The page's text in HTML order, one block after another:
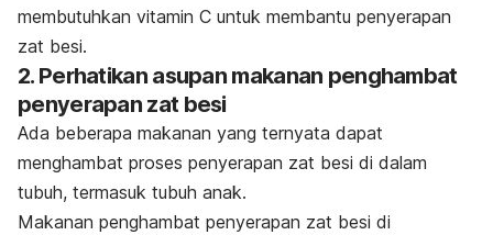
membutuhkan vitamin C untuk membantu penyerapan
zat besi.
2. Perhatikan asupan makanan penghambat
penyerapan zat besi
Ada beberapa makanan yang ternyata dapat
menghambat proses penyerapan zat besi di dalam
tubuh, termasuk tubuh anak.
Makanan penghambat penyerapan zat besi di